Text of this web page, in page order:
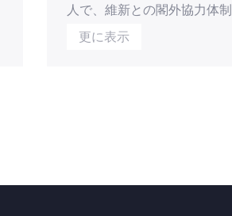
人で、維新との閣外協力体
更に表示